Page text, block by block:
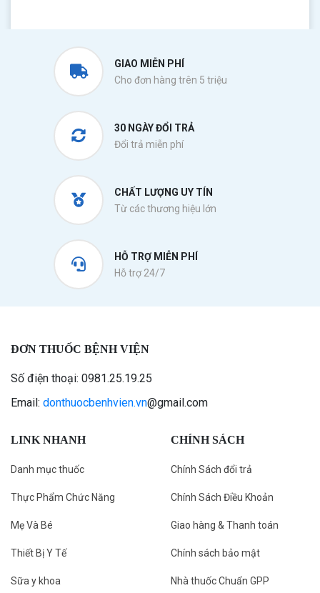
GIAO MIỄN PHÍ
Cho đơn hàng trên 5 triệu
30 NGÀY ĐỔI TRẢ
Đổi trả miễn phí
CHẤT LƯỢNG UY TÍN
Từ các thương hiệu lớn
HỖ TRỢ MIỄN PHÍ
Hỗ trợ 24/7
ĐƠN THUỐC BỆNH VIỆN
Số điện thoại: 0981.25.19.25
Email: donthuocbenhvien.vn@gmail.com
LINK NHANH
Danh mục thuốc
Thực Phẩm Chức Năng
Mẹ Và Bé
Thiết Bị Y Tế
Sữa y khoa
CHÍNH SÁCH
Chính Sách đổi trả
Chính Sách Điều Khoản
Giao hàng & Thanh toán
Chính sách bảo mật
Nhà thuốc Chuẩn GPP